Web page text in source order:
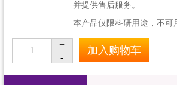
并提供售后服务。
本产品仅限科研用途，不可
1
+
-
加入购物车